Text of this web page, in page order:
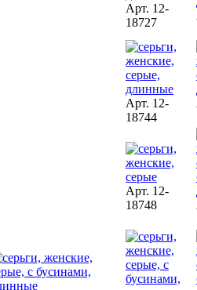
Арт. 12-
18727
Арт. 12-
18744
Арт. 12-
18748